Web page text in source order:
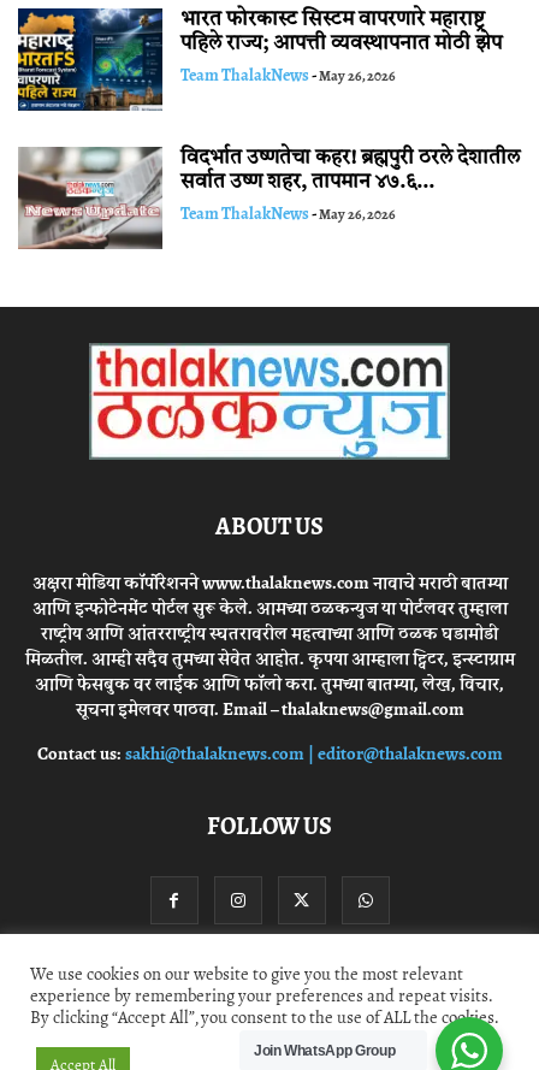
भारत फोरकास्ट सिस्टम वापरणारे महाराष्ट्र
पहिले राज्य; आपत्ती व्यवस्थापनात मोठी झेप
Team ThalakNews-May 26, 2026
विदर्भात उष्णतेचा कहर! ब्रह्मपुरी ठरले देशातील
सर्वात उष्ण शहर, तापमान ४७.६...
Team ThalakNews-May 26, 2026
ABOUT US
अक्षरा मीडिया कॉर्पोरेशनने www.thalaknews.com नावाचे मराठी बातम्या
आणि इन्फोटेनमेंट पोर्टल सुरू केले. आमच्या ठळकन्युज या पोर्टलवर तुम्हाला
राष्ट्रीय आणि आंतरराष्ट्रीय स्घतरावरील महत्वाच्या आणि ठळक घडामोडी
मिळतील. आम्ही सदैव तुमच्या सेवेत आहोत. कृपया आम्हाला ट्विटर, इन्स्टाग्राम
आणि फेसबुक वर लाईक आणि फॉलो करा. तुमच्या बातम्या, लेख, विचार,
सूचना इमेलवर पाठवा. Email – thalaknews@gmail.com
Contact us:sakhi@thalaknews.com | editor@thalaknews.com
FOLLOW US
Privacy Policy Contact Us
© thalaknews.com 2024 All Rights Reserved. Akshara Media Corp.
We use cookies on our website to give you the most relevant
experience by remembering your preferences and repeat visits.
By clicking “Accept All”, you consent to the use of ALL the cookies.
Accept All
Join WhatsApp Group